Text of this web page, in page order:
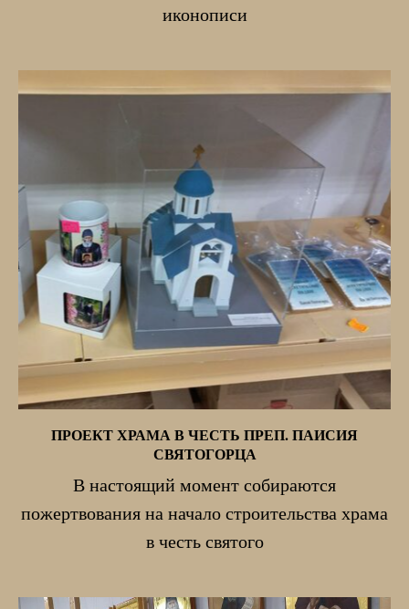
иконописи
ПРОЕКТ ХРАМА В ЧЕСТЬ ПРЕП. ПАИСИЯ
СВЯТОГОРЦА
В настоящий момент собираются
пожертвования на начало строительства храма
в честь святого